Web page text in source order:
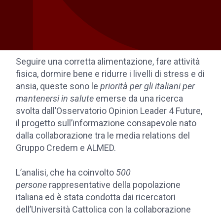
Seguire una corretta alimentazione, fare attività
fisica, dormire bene e ridurre i livelli di stress e di
ansia, queste sono le priorità per gli italiani per
mantenersi in salute emerse da una ricerca
svolta dall’Osservatorio Opinion Leader 4 Future,
il progetto sull’informazione consapevole nato
dalla collaborazione tra le media relations del
Gruppo Credem e ALMED.
L’analisi, che ha coinvolto 500
persone rappresentative della popolazione
italiana ed è stata condotta dai ricercatori
dell’Università Cattolica con la collaborazione